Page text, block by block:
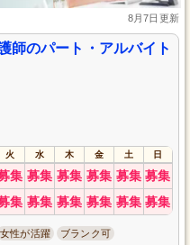
8月7日更新
師のパート・アルバイト
火 水 木 金 土 日
集 募集 募集 募集 募集 募集
集 募集 募集 募集 募集 募集
女性が活躍 ブランク可